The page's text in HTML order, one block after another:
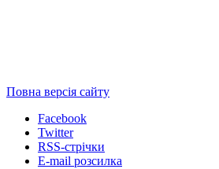
Повна версія сайту
Facebook
Twitter
RSS-стрічки
E-mail розсилка